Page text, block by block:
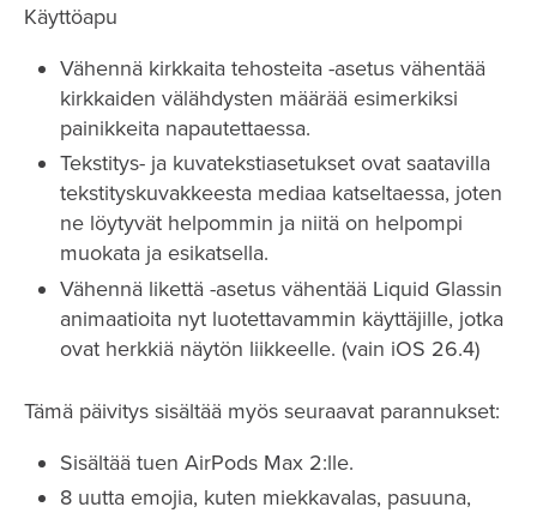
Käyttöapu
Vähennä kirkkaita tehosteita -asetus vähentää
kirkkaiden välähdysten määrää esimerkiksi
painikkeita napautettaessa.
Tekstitys- ja kuvatekstiasetukset ovat saatavilla
tekstityskuvakkeesta mediaa katseltaessa, joten
ne löytyvät helpommin ja niitä on helpompi
muokata ja esikatsella.
Vähennä likettä -asetus vähentää Liquid Glassin
animaatioita nyt luotettavammin käyttäjille, jotka
ovat herkkiä näytön liikkeelle. (vain iOS 26.4)
Tämä päivitys sisältää myös seuraavat parannukset:
Sisältää tuen AirPods Max 2:lle.
8 uutta emojia, kuten miekkavalas, pasuuna,